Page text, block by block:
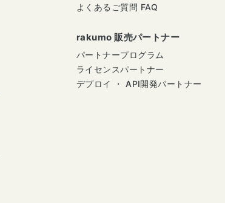
よくあるご質問 FAQ
rakumo 販売パートナー
パートナープログラム
ライセンスパートナー
デプロイ ・ API開発パートナー